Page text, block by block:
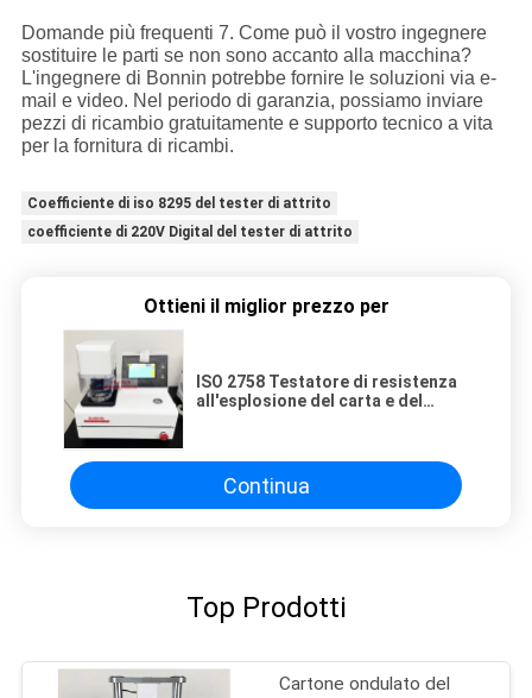
Domande più frequenti 7. Come può il vostro ingegnere
sostituire le parti se non sono accanto alla macchina?
L'ingegnere di Bonnin potrebbe fornire le soluzioni via e-
mail e video. Nel periodo di garanzia, possiamo inviare
pezzi di ricambio gratuitamente e supporto tecnico a vita
per la fornitura di ricambi.
Coefficiente di iso 8295 del tester di attrito
coefficiente di 220V Digital del tester di attrito
Ottieni il miglior prezzo per
ISO 2758 Testatore di resistenza
all'esplosione del carta e del
Continua
Top Prodotti
Cartone ondulato del